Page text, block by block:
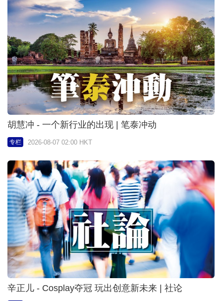
胡慧冲 - 一个新行业的出现 | 笔泰冲动
专栏 2026-08-07 02:00 HKT
辛正儿 - Cosplay夺冠 玩出创意新未来 | 社论